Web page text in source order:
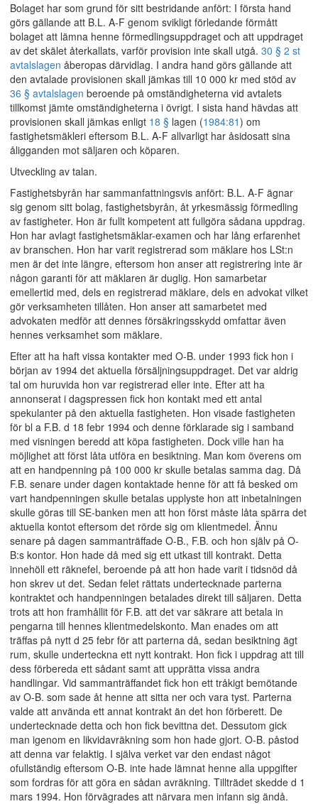
Bolaget har som grund för sitt bestridande anfört: I första hand
görs gällande att B.L. A-F genom svikligt förledande förmått
bolaget att lämna henne förmedlingsuppdraget och att uppdraget
av det skälet återkallats, varför provision inte skall utgå. 30 § 2 st
avtalslagen åberopas därvidlag. I andra hand görs gällande att
den avtalade provisionen skall jämkas till 10 000 kr med stöd av
36 § avtalslagen beroende på omständigheterna vid avtalets
tillkomst jämte omständigheterna i övrigt. I sista hand hävdas att
provisionen skall jämkas enligt 18 § lagen (1984:81) om
fastighetsmäkleri eftersom B.L. A-F allvarligt har åsidosatt sina
åligganden mot säljaren och köparen.
Utveckling av talan.
Fastighetsbyrån har sammanfattningsvis anfört: B.L. A-F ägnar
sig genom sitt bolag, fastighetsbyrån, åt yrkesmässig förmedling
av fastigheter. Hon är fullt kompetent att fullgöra sådana uppdrag.
Hon har avlagt fastighetsmäklar-examen och har lång erfarenhet
av branschen. Hon har varit registrerad som mäklare hos LSt:n
men är det inte längre, eftersom hon anser att registrering inte är
någon garanti för att mäklaren är duglig. Hon samarbetar
emellertid med, dels en registrerad mäklare, dels en advokat vilket
gör verksamheten tillåten. Hon anser att samarbetet med
advokaten medför att dennes försäkringsskydd omfattar även
hennes verksamhet som mäklare.
Efter att ha haft vissa kontakter med O-B. under 1993 fick hon i
början av 1994 det aktuella försäljningsuppdraget. Det var aldrig
tal om huruvida hon var registrerad eller inte. Efter att ha
annonserat i dagspressen fick hon kontakt med ett antal
spekulanter på den aktuella fastigheten. Hon visade fastigheten
för bl a F.B. d 18 febr 1994 och denne förklarade sig i samband
med visningen beredd att köpa fastigheten. Dock ville han ha
möjlighet att först låta utföra en besiktning. Man kom överens om
att en handpenning på 100 000 kr skulle betalas samma dag. Då
F.B. senare under dagen kontaktade henne för att få besked om
vart handpenningen skulle betalas upplyste hon att inbetalningen
skulle göras till SE-banken men att hon först måste låta spärra det
aktuella kontot eftersom det rörde sig om klientmedel. Ännu
senare på dagen sammanträffade O-B., F.B. och hon själv på O-
B:s kontor. Hon hade då med sig ett utkast till kontrakt. Detta
innehöll ett räknefel, beroende på att hon hade varit i tidsnöd då
hon skrev ut det. Sedan felet rättats undertecknade parterna
kontraktet och handpenningen betalades direkt till säljaren. Detta
trots att hon framhållit för F.B. att det var säkrare att betala in
pengarna till hennes klientmedelskonto. Man enades om att
träffas på nytt d 25 febr för att parterna då, sedan besiktning ägt
rum, skulle underteckna ett nytt kontrakt. Hon fick i uppdrag att till
dess förbereda ett sådant samt att upprätta vissa andra
handlingar. Vid sammanträffandet fick hon ett tråkigt bemötande
av O-B. som sade åt henne att sitta ner och vara tyst. Parterna
valde att använda ett annat kontrakt än det hon förberett. De
undertecknade detta och hon fick bevittna det. Dessutom gick
man igenom en likvidavräkning som hon hade gjort. O-B. påstod
att denna var felaktig. I själva verket var den endast något
ofullständig eftersom O-B. inte hade lämnat henne alla uppgifter
som fordras för att göra en sådan avräkning. Tillträdet skedde d 1
mars 1994. Hon förvägrades att närvara men infann sig ändå.